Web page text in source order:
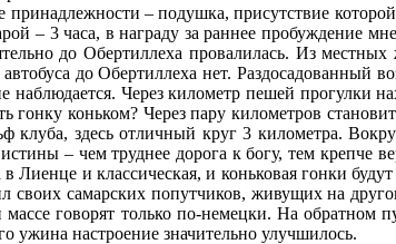
– подушка, присутствие
– 3 часа, в награду за раннее пробуждение
до Обертиллеха провалилась. Из
до Обертиллеха нет. Раздосадованный
Через километр пешей прогулки
коньком? Через пару километров
клуба, здесь отличный круг 3 километра.
– чем труднее дорога к богу, тем крепче
Лиенце и классическая, и коньковая гонки
своих самарских попутчиков, живущих на
говорят только по-немецки. На обратном
настроение значительно улучшилось.